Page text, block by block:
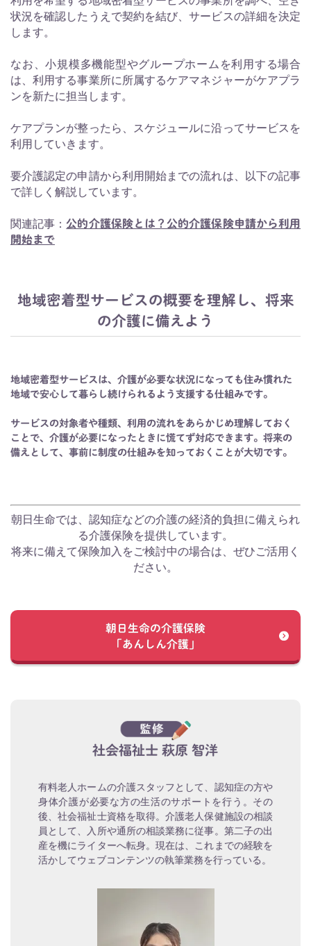
状況を確認したうえで契約を結び、サービスの詳細を決定
します。
なお、小規模多機能型やグループホームを利用する場合
は、利用する事業所に所属するケアマネジャーがケアプラ
ンを新たに担当します。
ケアプランが整ったら、スケジュールに沿ってサービスを
利用していきます。
要介護認定の申請から利用開始までの流れは、以下の記事
で詳しく解説しています。
関連記事： 公的介護保険とは？公的介護保険申請から利用
開始まで
地域密着型サービスの概要を理解し、将来
の介護に備えよう
地域密着型サービスは、介護が必要な状況になっても住み慣れた
地域で安心して暮らし続けられるよう支援する仕組みです。
サービスの対象者や種類、利用の流れをあらかじめ理解しておく
ことで、介護が必要になったときに慌てず対応できます。将来の
備えとして、事前に制度の仕組みを知っておくことが大切です。
朝日生命では、認知症などの介護の経済的負担に備えられ
る介護保険を提供しています。
将来に備えて保険加入をご検討中の場合は、ぜひご活用く
ださい。
朝日生命の介護保険
「あんしん介護」
社会福祉士 萩原 智洋
有料老人ホームの介護スタッフとして、認知症の方や
身体介護が必要な方の生活のサポートを行う。その
後、社会福祉士資格を取得。介護老人保健施設の相談
員として、入所や通所の相談業務に従事。第二子の出
産を機にライターへ転身。現在は、これまでの経験を
活かしてウェブコンテンツの執筆業務を行っている。